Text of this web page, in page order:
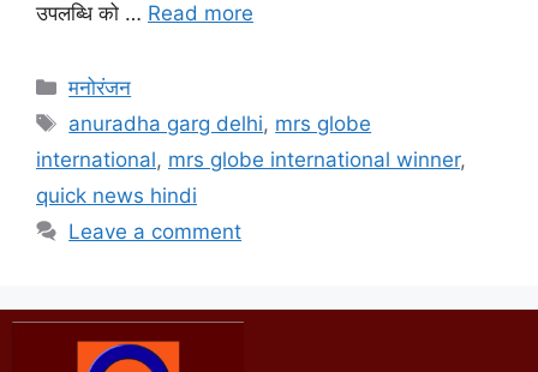
उपलब्धि को … Read more
मनोरंजन
anuradha garg delhi, mrs globe
international, mrs globe international winner,
quick news hindi
Leave a comment